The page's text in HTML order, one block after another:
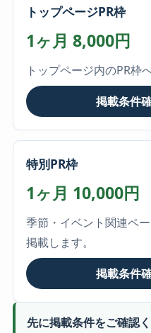
トップページPR枠
1ヶ月 8,000円
トップページ内のPR枠
掲載条件
特別PR枠
1ヶ月 10,000円
季節・イベント関連ペ
掲載します。
掲載条件
先に掲載条件をご確認く